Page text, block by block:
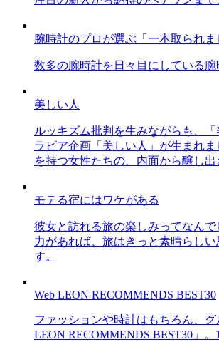
腕時計のプロが選ぶ「一本取られま
数多の腕時計を日々目にしている
美しい人
ルッキズム批判を生みながらも、
ラビア企画「美しい人」が生まれ
を持つ女性たちの、内面から醸し
モテる宿にはワケがある
彼女と訪れる旅の楽しみってなん
力があれば、旅はきっと素晴らし
す。
Web LEON RECOMMENDS BEST30
ファッションや時計はもちろん、
LEON RECOMMENDS BEST30」